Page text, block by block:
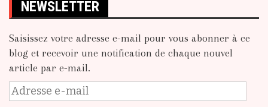
NEWSLETTER
Saisissez votre adresse e-mail pour vous abonner à ce
blog et recevoir une notification de chaque nouvel
article par e-mail.
Adresse
e-